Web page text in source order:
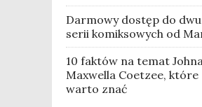
Darmowy dostęp do
serii komiksowych od
10 faktów na temat Johna
Maxwella Coetzee, które
warto znać